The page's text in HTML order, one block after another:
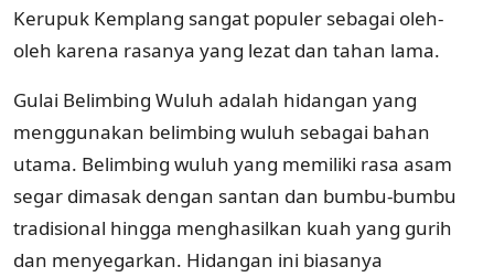
Kerupuk Kemplang sangat populer sebagai oleh-
oleh karena rasanya yang lezat dan tahan lama.
Gulai Belimbing Wuluh adalah hidangan yang
menggunakan belimbing wuluh sebagai bahan
utama. Belimbing wuluh yang memiliki rasa asam
segar dimasak dengan santan dan bumbu-bumbu
tradisional hingga menghasilkan kuah yang gurih
dan menyegarkan. Hidangan ini biasanya